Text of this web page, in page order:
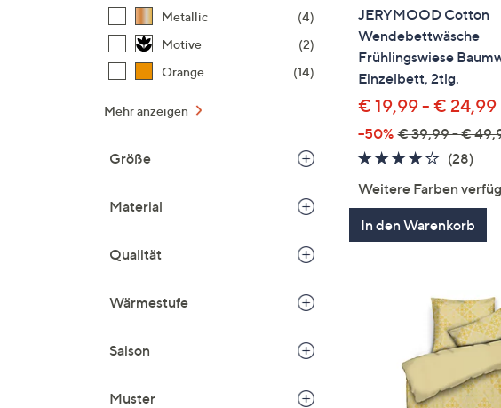
Metallic
(4)
Motive
(2)
Orange
(14)
Mehr anzeigen
Größe
Material
Qualität
Wärmestufe
Saison
Muster
JERYMOOD Cotton
Wendebettwäsche
Frühlingswiese
Einzelbett, 2tlg.
€ 19,99 - € 24,99
--50% € 39,99 - €
4.2
(28)28
Weitere Farben
In den Warenkorb